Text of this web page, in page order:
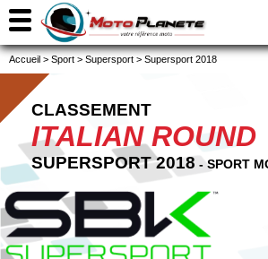
Accueil > Sport > Supersport > Supersport 2018
CLASSEMENT
ITALIAN ROUND
SUPERSPORT 2018 - SPORT